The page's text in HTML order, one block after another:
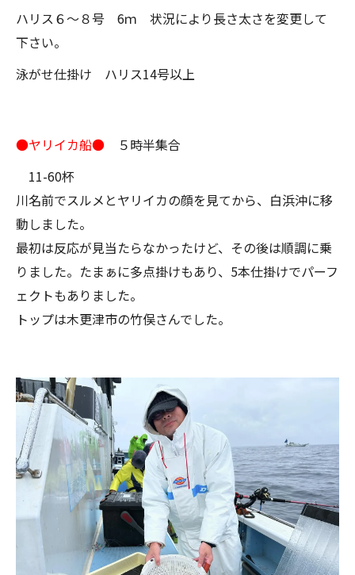
ハリス６～８号 6ｍ 状況により長さ太さを変更して
下さい。
泳がせ仕掛け ハリス14号以上
●ヤリイカ船●
５時半集合
11-60杯
川名前でスルメとヤリイカの顔を見てから、白浜沖に移
動しました。
最初は反応が見当たらなかったけど、その後は順調に乗
りました。たまぁに多点掛けもあり、5本仕掛けでパーフ
ェクトもありました。
トップは木更津市の竹俣さんでした。